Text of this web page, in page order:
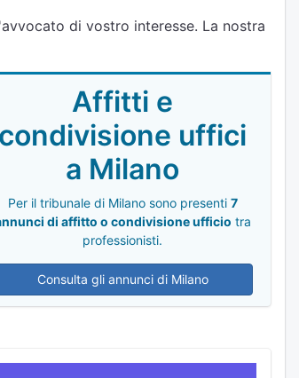
di vostro interesse. La nostra
Affitti e
condivisione uffici
a Milano
Per il tribunale di Milano sono presenti 7
di affitto o condivisione ufficio tra
professionisti.
Consulta gli annunci di Milano